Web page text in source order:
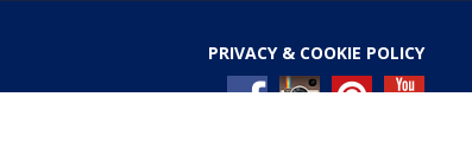
PRIVACY & COOKIE POLICY